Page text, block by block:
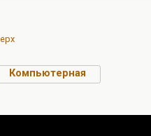
Компьютерная